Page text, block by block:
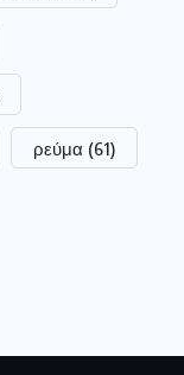
ρεύμα (61)